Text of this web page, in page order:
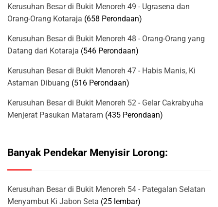
Kerusuhan Besar di Bukit Menoreh 49 - Ugrasena dan
Orang-Orang Kotaraja (658 Perondaan)
Kerusuhan Besar di Bukit Menoreh 48 - Orang-Orang yang
Datang dari Kotaraja (546 Perondaan)
Kerusuhan Besar di Bukit Menoreh 47 - Habis Manis, Ki
Astaman Dibuang (516 Perondaan)
Kerusuhan Besar di Bukit Menoreh 52 - Gelar Cakrabyuha
Menjerat Pasukan Mataram (435 Perondaan)
Banyak Pendekar Menyisir Lorong:
Kerusuhan Besar di Bukit Menoreh 54 - Pategalan Selatan
Menyambut Ki Jabon Seta (25 lembar)